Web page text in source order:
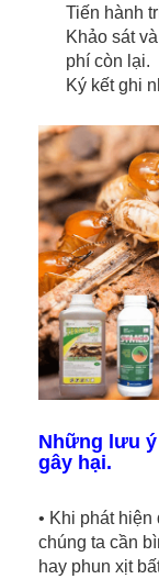
Tiến hành
Khảo sát
phí còn lại.
Ký kết ghi
Những lưu
gây hại.
​• Khi phát hiện
chúng ta cần
hay phun xịt